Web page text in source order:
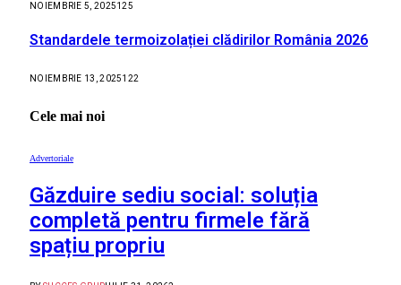
NOIEMBRIE 5, 2025125
Standardele termoizolației clădirilor România 2026
NOIEMBRIE 13, 2025122
Cele mai noi
Advertoriale
Găzduire sediu social: soluția
completă pentru firmele fără
spațiu propriu